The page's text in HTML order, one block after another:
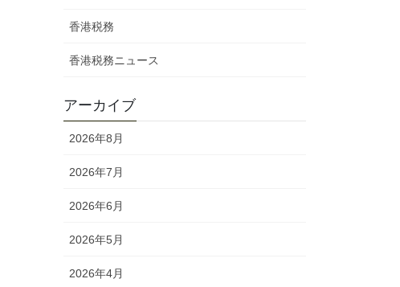
香港税務
香港税務ニュース
アーカイブ
2026年8月
2026年7月
2026年6月
2026年5月
2026年4月